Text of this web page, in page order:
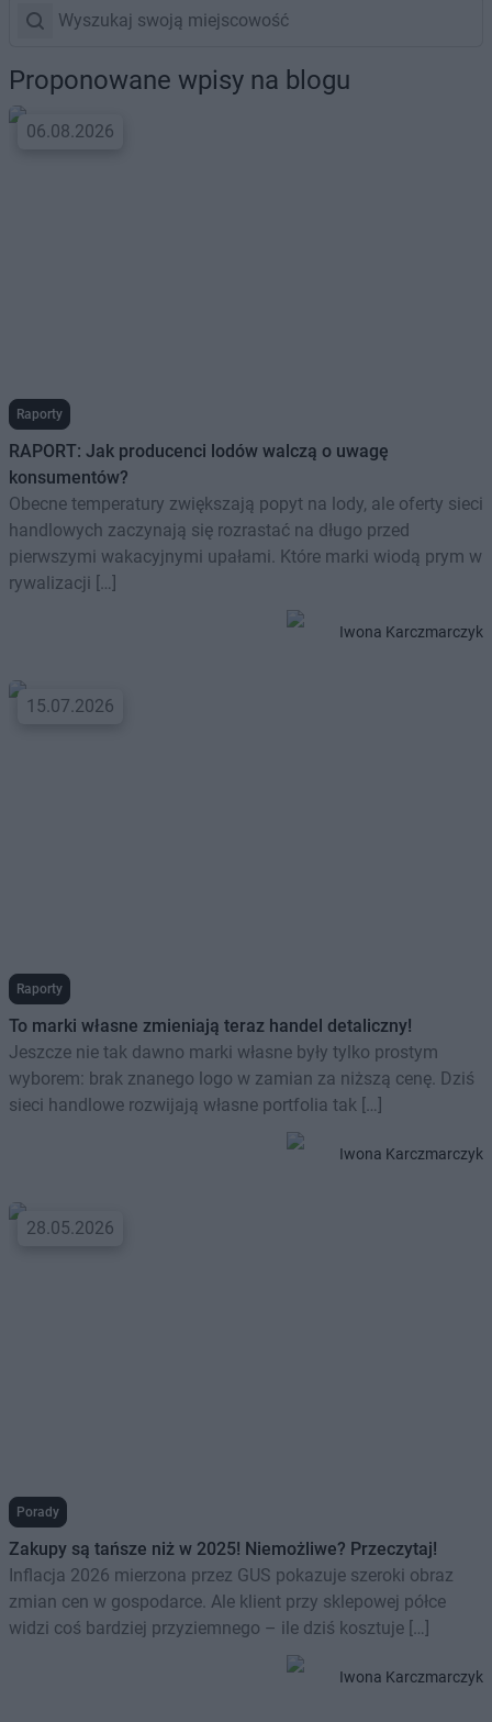
Proponowane wpisy na blogu
06.08.2026
Raporty
RAPORT: Jak producenci lodów walczą o uwagę
konsumentów?
Obecne temperatury zwiększają popyt na lody, ale oferty sieci
handlowych zaczynają się rozrastać na długo przed
pierwszymi wakacyjnymi upałami. Które marki wiodą prym w
rywalizacji […]
Iwona Karczmarczyk
15.07.2026
Raporty
To marki własne zmieniają teraz handel detaliczny!
Jeszcze nie tak dawno marki własne były tylko prostym
wyborem: brak znanego logo w zamian za niższą cenę. Dziś
sieci handlowe rozwijają własne portfolia tak […]
Iwona Karczmarczyk
28.05.2026
Porady
Zakupy są tańsze niż w 2025! Niemożliwe? Przeczytaj!
Inflacja 2026 mierzona przez GUS pokazuje szeroki obraz
zmian cen w gospodarce. Ale klient przy sklepowej półce
widzi coś bardziej przyziemnego – ile dziś kosztuje […]
Iwona Karczmarczyk